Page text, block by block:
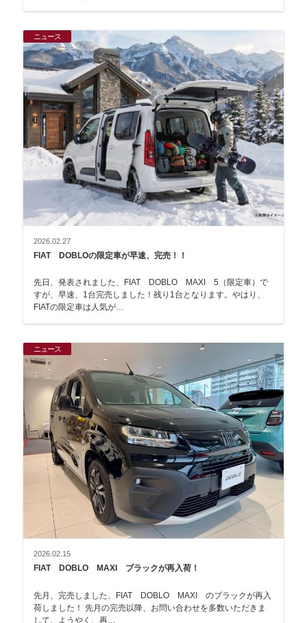
ニュース
2026.02.27
FIAT DOBLOの限定車が早速、完売！！
先日、発表されました、FIAT DOBLO MAXI 5（限定車）で
すが、早速、1台完売しました！残り1台となります。やはり、
FIATの限定車は人気が…
ニュース
2026.02.15
FIAT DOBLO MAXI ブラックが再入荷！
先月、完売しました、FIAT DOBLO MAXI のブラックが再入
荷しました！ 先月の完売以降、お問い合わせを多数いただきま
して、ようやく、再…